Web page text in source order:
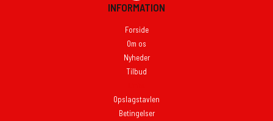
INFORMATION
Forside
Om os
Nyheder
Tilbud
Opslagstavlen
Betingelser